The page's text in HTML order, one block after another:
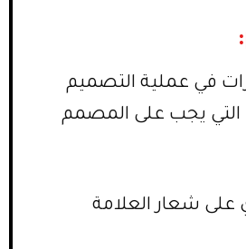
في عملية التصميم
يجب على المصمم
شعار العلامة